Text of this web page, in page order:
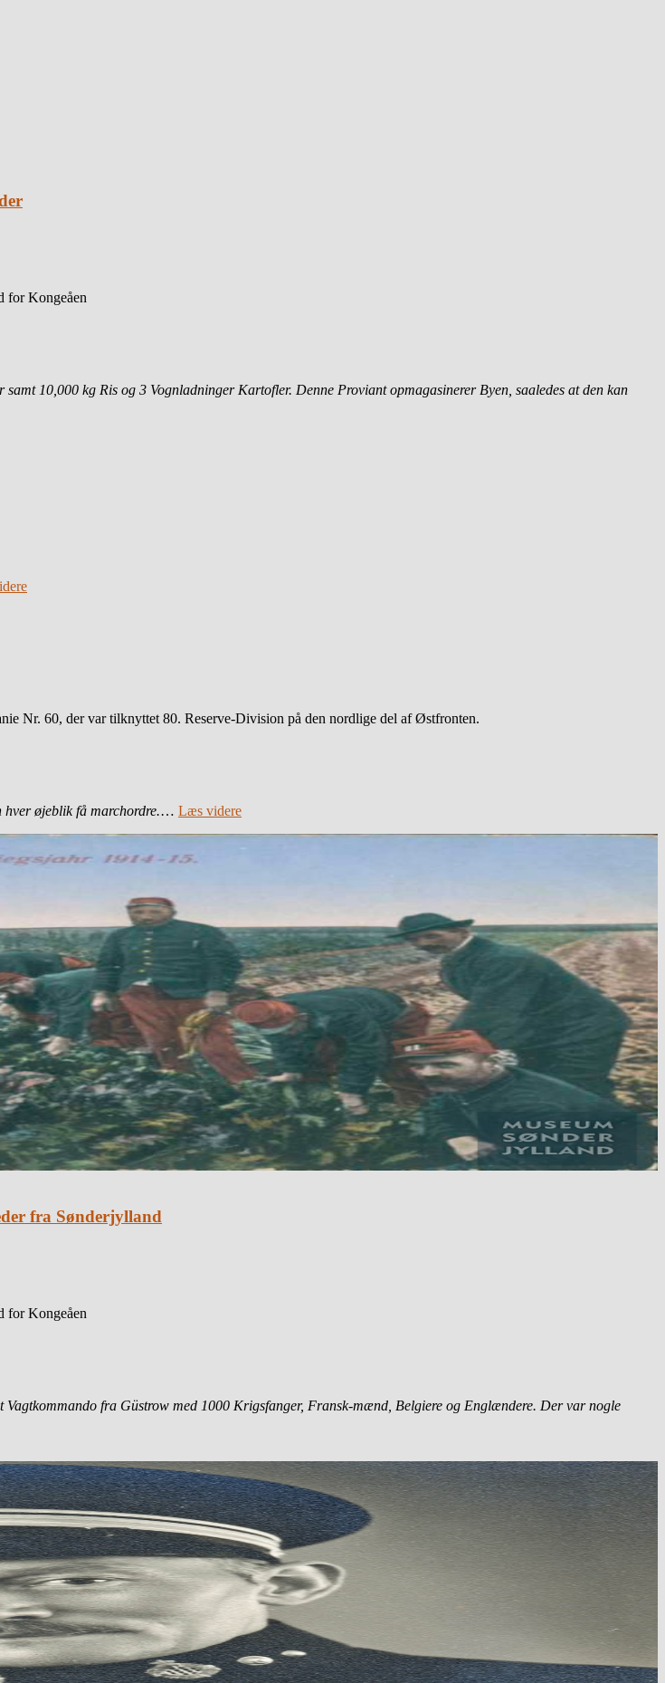
for Kongeåen
10,000 kg Ris og 3 Vognladninger Kartofler. Denne Pro­viant opmagasinerer Byen, saaledes at den kan
Nr. 60, der var tilknyttet 80. Reserve-Division på den nordlige del af Østfronten.
øjeblik få marchordre.… Læs videre
fra Sønderjylland
for Kongeåen
fra Gü­strow med 1000 Krigsfanger, Fransk-mænd, Belgiere og Englændere. Der var nogle